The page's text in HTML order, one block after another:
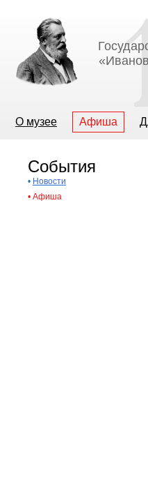
О музее Афиша
События
• Новости
• Афиша